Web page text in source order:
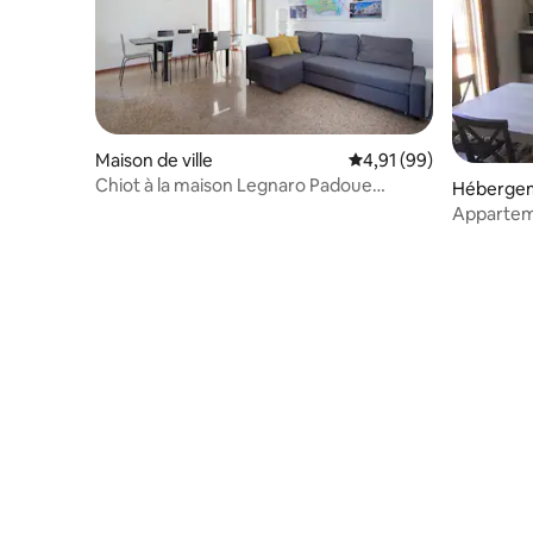
Maison de ville Évaluation moyenne
4,91 (99)
Chiot à la maison Legnaro Padoue